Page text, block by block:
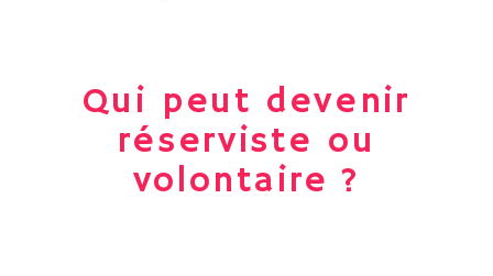
Qui peut devenir
réserviste ou
volontaire ?